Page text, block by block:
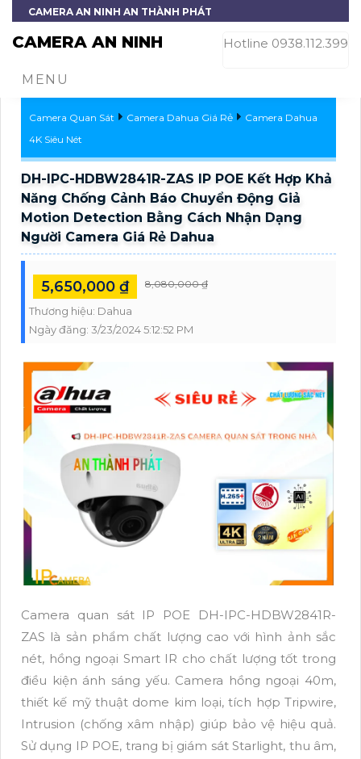
CAMERA AN NINH AN THÀNH PHÁT
CAMERA AN NINH Hotline 0938.112.399
MENU
Camera Quan Sát Camera Dahua Giá Rẻ
Camera Dahua
4K Siêu Nét
DH-IPC-HDBW2841R-ZAS IP POE Kết Hợp Khả
Năng Chống Cảnh Báo Chuyển Động Giả
Motion Detection Bằng Cách Nhận Dạng
Người Camera Giá Rẻ Dahua
5,650,000 ₫ 8,080,000 ₫
Thương hiệu: Dahua
Ngày đăng: 3/23/2024 5:12:52 PM
Camera quan sát IP POE DH-IPC-HDBW2841R-
ZAS là sản phẩm chất lượng cao với hình ảnh sắc
nét, hồng ngoại Smart IR cho chất lượng tốt trong
điều kiện ánh sáng yếu. Camera hồng ngoại 40m,
thiết kế mỹ thuật dome kim loại, tích hợp Tripwire,
Intrusion (chống xâm nhập) giúp bảo vệ hiệu quả.
Sử dụng IP POE, trang bị giám sát Starlight, thu âm,